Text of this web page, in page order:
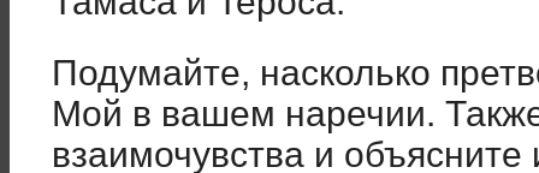
Подумайте, насколько
Мой в вашем наречии.
взаимочувства и